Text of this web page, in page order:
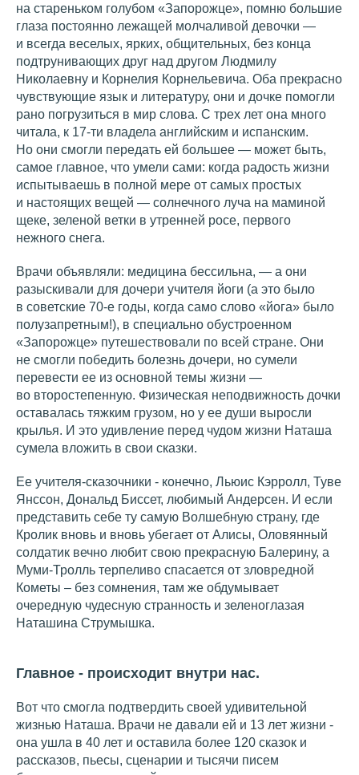
на стареньком голубом «Запорожце», помню большие
глаза постоянно лежащей молчаливой девочки —
и всегда веселых, ярких, общительных, без конца
подтрунивающих друг над другом Людмилу
Николаевну и Корнелия Корнельевича. Оба прекрасно
чувствующие язык и литературу, они и дочке помогли
рано погрузиться в мир слова. С трех лет она много
читала, к 17-ти владела английским и испанским.
Но они смогли передать ей большее — может быть,
самое главное, что умели сами: когда радость жизни
испытываешь в полной мере от самых простых
и настоящих вещей — солнечного луча на маминой
щеке, зеленой ветки в утренней росе, первого
нежного снега.
Врачи объявляли: медицина бессильна, — а они
разыскивали для дочери учителя йоги (а это было
в советские 70-е годы, когда само слово «йога» было
полузапретным!), в специально обустроенном
«Запорожце» путешествовали по всей стране. Они
не смогли победить болезнь дочери, но сумели
перевести ее из основной темы жизни —
во второстепенную. Физическая неподвижность дочки
оставалась тяжким грузом, но у ее души выросли
крылья. И это удивление перед чудом жизни Наташа
сумела вложить в свои сказки.
Ее учителя-сказочники - конечно, Льюис Кэрролл, Туве
Янссон, Дональд Биссет, любимый Андерсен. И если
представить себе ту самую Волшебную страну, где
Кролик вновь и вновь убегает от Алисы, Оловянный
солдатик вечно любит свою прекрасную Балерину, а
Муми-Тролль терпеливо спасается от зловредной
Кометы – без сомнения, там же обдумывает
очередную чудесную странность и зеленоглазая
Наташина Струмышка.
Главное - происходит внутри нас.
Вот что смогла подтвердить своей удивительной
жизнью Наташа. Врачи не давали ей и 13 лет жизни -
она ушла в 40 лет и оставила более 120 сказок и
рассказов, пьесы, сценарии и тысячи писем